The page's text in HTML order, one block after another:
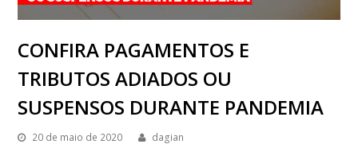
CONFIRA PAGAMENTOS E
TRIBUTOS ADIADOS OU
SUSPENSOS DURANTE PANDEMIA
20 de maio de 2020
dagian